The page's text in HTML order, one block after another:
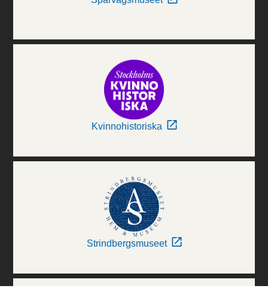
Kvinnohistoriska
Strindbergsmuseet